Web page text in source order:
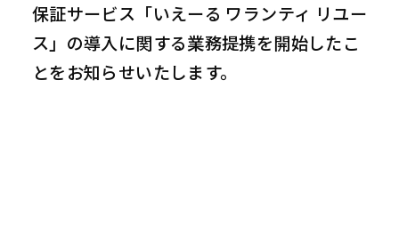
株主還元情報
株主情報
電子公告
よくあるご質問
保証サービス「いえーる ワランティ リユー
ス」の導入に関する業務提携を開始したこ
とをお知らせいたします。